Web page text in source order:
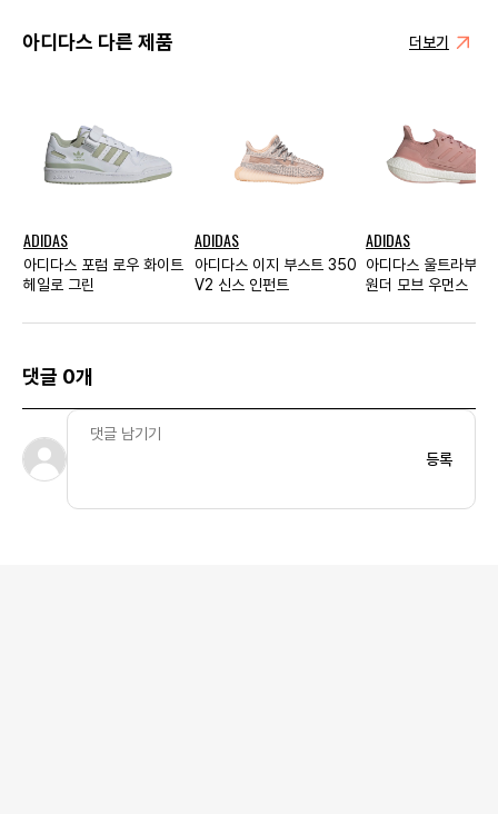
아디다스 다른 제품 더보기
ADIDAS
아디다스 포럼 로우 화이트
헤일로 그린
ADIDAS
아디다스 이지 부스트 350
V2 신스 인펀트
ADIDAS
아디다스 울트라부스
원더 모브 우먼스
댓글 0개
등록